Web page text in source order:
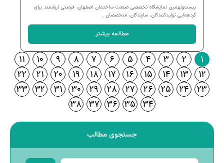
بیست‌ونهمین نمایشگاه تخصصی صنعت ساختمان اصفهان، فرصتی ارزشمند برای
گردهمایی تولیدکنندگان، سازندگان، متخصصان...
مطالعه بیشتر
۱ ۲ ۳ ۴ ۵ ۶ ۷ ۸ ۹ ۱۰
۱۱
۱۲
۱۳ ۱۴ ۱۵ ۱۶ ۱۷ ۱۸ ۱۹ ۲۰ ۲۱
۲۲
۲۳
۲۴ ۲۵ ۲۶ ۲۷ ۲۸ ۲۹ ۳۰ ۳۱ ۳۲ ۳۳
۳۴ ۳۵ ۳۶ ۳۷ ۳۸
جستجوی مطالب